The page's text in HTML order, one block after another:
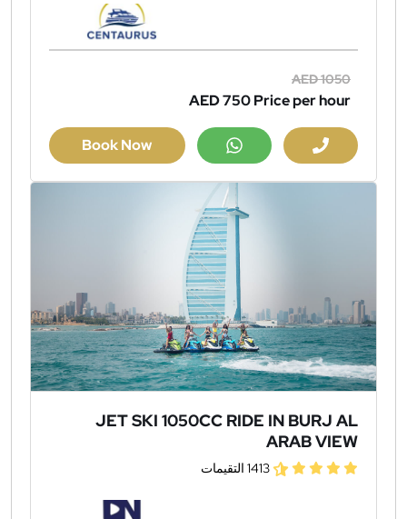
AED 1050
AED 750Price per hour
Book Now
JET SKI 1050CC RIDE IN BURJ AL
ARAB VIEW
1413 التقيمات